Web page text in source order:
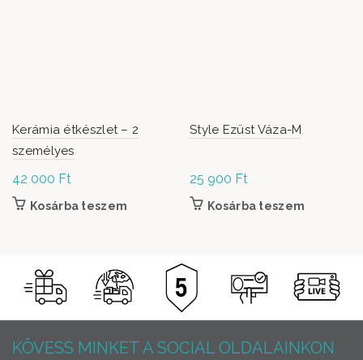
Kerámia étkészlet – 2
személyes
42 000 Ft
Kosárba teszem
Style Ezüst Váza-M
25 900 Ft
Kosárba teszem
KÖVESS MINKET A SOCIAL OLDALAINKON